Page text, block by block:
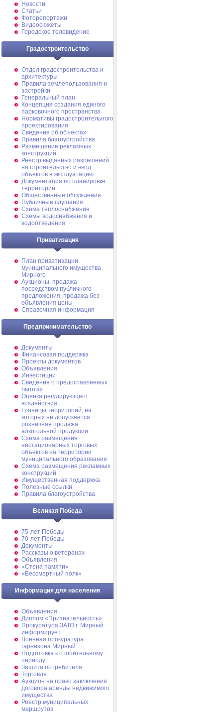
Новости
Статьи
Фоторепортажи
Видеосюжеты
Городское телевидение
Градостроительство
Отдел градостроительства и
архитектуры
Правила землепользования и
застройки
Генеральный план
Концепция создания единого
парковочного пространства
Нормативы градостроительного
проектирования
Сведения об объектах
Правила благоустройства
Размещение рекламных
конструкций
Реестр выданных разрешений
на строительство и ввод
объектов в эксплуатацию
Документация по планировке
территории
Общественные обсуждения
Публичные слушания
Схема теплоснабжения
Схемы водоснабжения и
водоотведения
Приватизация
План приватизации
муниципального имущества
Мирного
Аукционы, продажа
посредством публичного
предложения, продажа без
объявления цены
Справочная информация
Предпринимательство
Документы
Финансовая поддержка
Проекты документов
Объявления
Инвестиции
Сведения о предоставленных
льготах
Оценка регулирующего
воздействия
Границы территорий, на
которых не допускается
розничная продажа
алкогольной продукции
Схема размещения
нестационарных торговых
объектов на территории
муниципального образования
Схема размещения рекламных
конструкций
Имущественная поддержка
Полезные ссылки
Правила благоустройства
Великая Победа
75-лет Победы
70-лет Победы
Документы
Рассказы о ветеранах
Объявления
«Стена памяти»
«Бессмертный полк»
Информация для населения
Объявления
Диплом «Признательность»
Прокуратура ЗАТО г. Мирный
информирует
Военная прокуратура
гарнизона Мирный
Подготовка к отопительному
периоду
Защита потребителя
Торговля
Аукцион на право заключения
договора аренды недвижимого
имущества
Реестр муниципальных
маршрутов